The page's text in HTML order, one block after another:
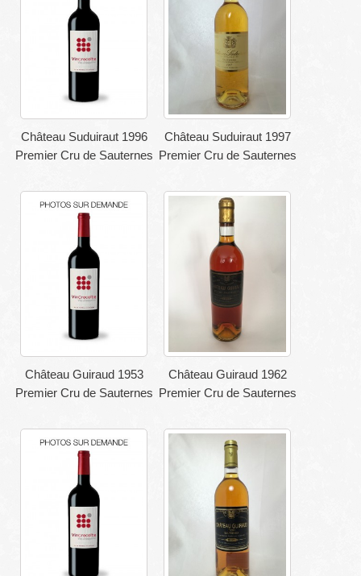
Château Suduiraut 1996
Premier Cru de Sauternes
Château Suduiraut 1997
Premier Cru de Sauternes
Château Guiraud 1953
Premier Cru de Sauternes
Château Guiraud 1962
Premier Cru de Sauternes